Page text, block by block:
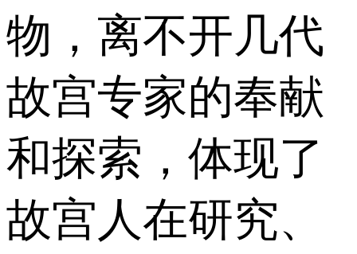
物，离不开几代
故宫专家的奉献
和探索，体现了
故宫人在研究、